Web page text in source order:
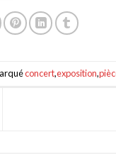
concert,exposition,